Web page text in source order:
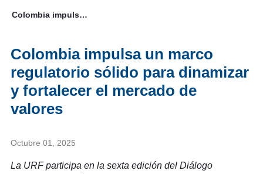
Colombia impulsa un marco regulatorio sólido para dinamizar y fortalecer el mercado de valores
Colombia impulsa un marco
regulatorio sólido para dinamizar
y fortalecer el mercado de
valores
Octubre 01, 2025
La URF participa en la sexta edición del Diálogo